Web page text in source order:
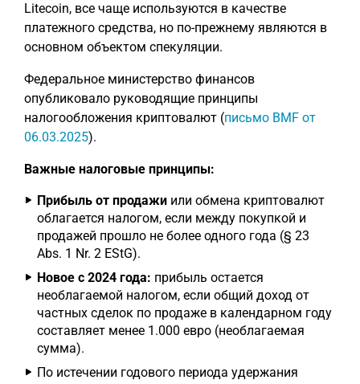
Litecoin, все чаще используются в качестве
платежного средства, но по-прежнему являются в
основном объектом спекуляции.
Федеральное министерство финансов
опубликовало руководящие принципы
налогообложения криптовалют (письмо BMF от
06.03.2025).
Важные налоговые принципы:
Прибыль от продажи или обмена криптовалют
облагается налогом, если между покупкой и
продажей прошло не более одного года (§ 23
Abs. 1 Nr. 2 EStG).
Новое с 2024 года: прибыль остается
необлагаемой налогом, если общий доход от
частных сделок по продаже в календарном году
составляет менее 1.000 евро (необлагаемая
сумма).
По истечении годового периода удержания